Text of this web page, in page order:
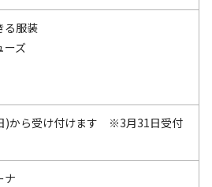
る服装
ーズ
)から受け付けます ※3月31日受付
ナ